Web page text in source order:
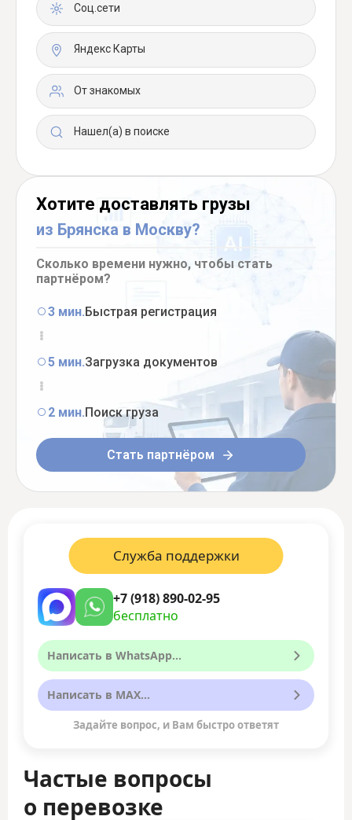
Соц.сети
Яндекс Карты
От знакомых
Нашел(а) в поиске
Хотите доставлять грузы
из Брянска в Москву?
Сколько времени нужно, чтобы стать
партнёром?
3 мин.Быстрая регистрация
5 мин.Загрузка документов
2 мин.Поиск груза
Стать партнёром
Частые вопросы
о перевозке
Служба поддержки
+7 (918) 890-02-95
бесплатно
Написать в WhatsApp...
Написать в MAX...
Задайте вопрос, и Вам быстро ответят